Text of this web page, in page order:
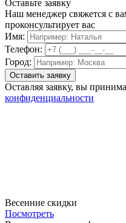
Оставьте заявку
Наш менеджер свяжется с
проконсультирует вас
Имя:
Телефон:
Город:
Оставляя заявку, вы
конфиденциальности
Весенние скидки
Посмотреть